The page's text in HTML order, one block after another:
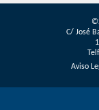
C/ José
Aviso